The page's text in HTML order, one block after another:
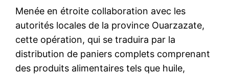
Menée en étroite collaboration avec les
autorités locales de la province Ouarzazate,
cette opération, qui se traduira par la
distribution de paniers complets comprenant
des produits alimentaires tels que huile,